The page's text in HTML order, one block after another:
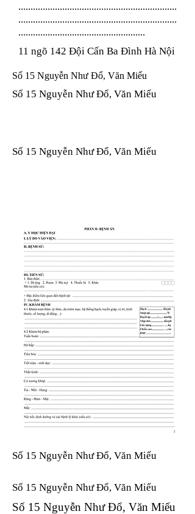
.................................................................
.................................................................
....................................................
11 ngõ 142 Đội Cấn Ba Đình Hà Nội
Số 15 Nguyễn Như Đổ, Văn Miếu
Số 15 Nguyễn Như Đổ, Văn Miếu
Số 15 Nguyễn Như Đổ, Văn Miếu
Số 15 Nguyễn Như Đổ, Văn Miếu
Số 15 Nguyễn Như Đổ, Văn Miếu​​​​
Số 15 Nguyễn Như Đổ, Văn Miếu​​​​